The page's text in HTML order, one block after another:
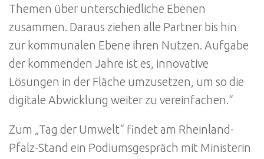
Themen über unterschiedliche Ebenen
zusammen. Daraus ziehen alle Partner bis hin
zur kommunalen Ebene ihren Nutzen. Aufgabe
der kommenden Jahre ist es, innovative
Lösungen in der Fläche umzusetzen, um so die
digitale Abwicklung weiter zu vereinfachen.“
Zum „Tag der Umwelt“ findet am Rheinland-
Pfalz-Stand ein Podiumsgespräch mit Ministerin